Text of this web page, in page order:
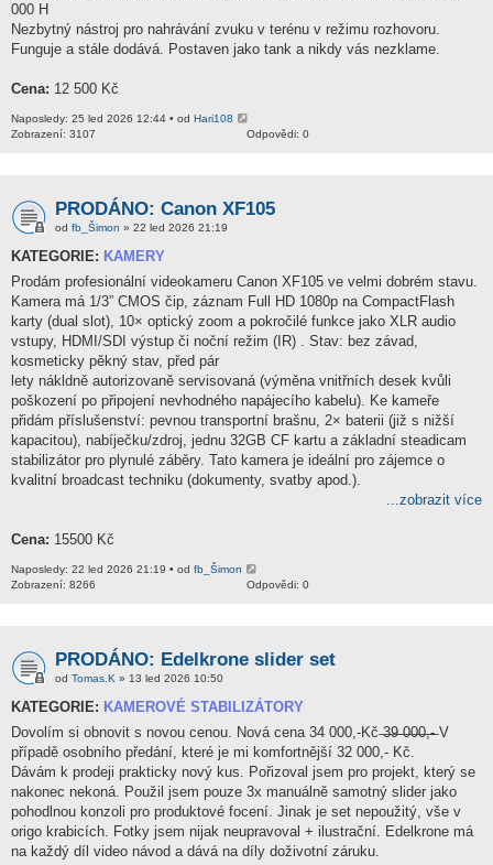
000 H
Nezbytný nástroj pro nahrávání zvuku v terénu v režimu rozhovoru.
Funguje a stále dodává. Postaven jako tank a nikdy vás nezklame.
Cena: 12 500 Kč
Naposledy: 25 led 2026 12:44 • od Hari108
Odpovědi: 0
Zobrazení: 3107
PRODÁNO: Canon XF105
od fb_Šimon » 22 led 2026 21:19
KATEGORIE: KAMERY
Prodám profesionální videokameru Canon XF105 ve velmi dobrém stavu.
Kamera má 1/3” CMOS čip, záznam Full HD 1080p na CompactFlash
karty (dual slot), 10× optický zoom a pokročilé funkce jako XLR audio
vstupy, HDMI/SDI výstup či noční režim (IR) . Stav: bez závad,
kosmeticky pěkný stav, před pár
lety nákldně autorizovaně servisovaná (výměna vnitřních desek kvůli
poškození po připojení nevhodného napájecího kabelu). Ke kameře
přidám příslušenství: pevnou transportní brašnu, 2× baterii (již s nižší
kapacitou), nabíječku/zdroj, jednu 32GB CF kartu a základní steadicam
stabilizátor pro plynulé záběry. Tato kamera je ideální pro zájemce o
kvalitní broadcast techniku (dokumenty, svatby apod.).
...zobrazit více
Cena: 15500 Kč
Naposledy: 22 led 2026 21:19 • od fb_Šimon
Odpovědi: 0
Zobrazení: 8266
PRODÁNO: Edelkrone slider set
od Tomas.K » 13 led 2026 10:50
KATEGORIE: KAMEROVÉ STABILIZÁTORY
Dovolím si obnovit s novou cenou. Nová cena 34 000,-Kč ̶3̶9̶ ̶0̶0̶0̶,̶-̶ V
případě osobního předání, které je mi komfortnější 32 000,- Kč.
Dávám k prodeji prakticky nový kus. Pořizoval jsem pro projekt, který se
nakonec nekoná. Použil jsem pouze 3x manuálně samotný slider jako
pohodlnou konzoli pro produktové focení. Jinak je set nepoužitý, vše v
origo krabicích. Fotky jsem nijak neupravoval + ilustrační. Edelkrone má
na každý díl video návod a dává na díly doživotní záruku.